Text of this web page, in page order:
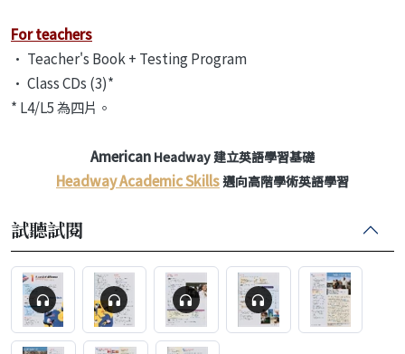
For teachers
• Teacher's Book + Testing Program
• Class CDs (3)*
* L4/L5 為四片。
American Headway 建立英語學習基礎
Headway Academic Skills邁向高階學術英語學習
試聽試閱